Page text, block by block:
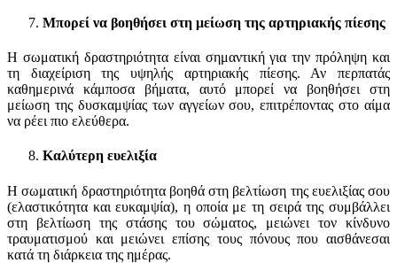
Μπορεί να βοηθήσει στη μείωση της αρτηριακής πίεσης
Η σωματική δραστηριότητα είναι σημαντική για την πρόληψη και
τη διαχείριση της υψηλής αρτηριακής πίεσης. Αν περπατάς
καθημερινά κάμποσα βήματα, αυτό μπορεί να βοηθήσει στη
μείωση της δυσκαμψίας των αγγείων σου, επιτρέποντας στο αίμα
να ρέει πιο ελεύθερα.
Καλύτερη ευελιξία
Η σωματική δραστηριότητα βοηθά στη βελτίωση της ευελιξίας σου
(ελαστικότητα και ευκαμψία), η οποία με τη σειρά της συμβάλλει
στη βελτίωση της στάσης του σώματος, μειώνει τον κίνδυνο
τραυματισμού και μειώνει επίσης τους πόνους που αισθάνεσαι
κατά τη διάρκεια της ημέρας.